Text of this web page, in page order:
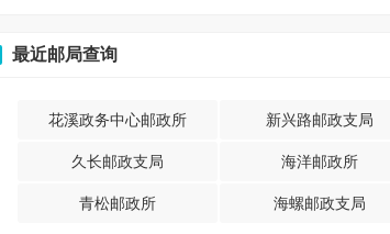
最近邮局查询
花溪政务中心邮政所 新兴路邮政支局
久长邮政支局 海洋邮政所
青松邮政所 海螺邮政支局